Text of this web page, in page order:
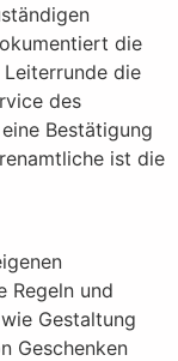
die
Leiterrunde die
des
Bestätigung
ist die
Regeln und
Gestaltung
Geschenken